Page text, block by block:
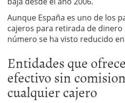
Aunque España es uno de los
cajeros para retirada de dinero
número se ha visto reducido
Entidades que
efectivo sin
cualquier cajero